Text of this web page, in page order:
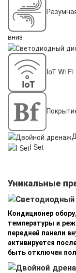
вниз
IoT Wi
I Set
Уникальные
Кондиционер
температуры и
передней панели
активируется
быть отключен